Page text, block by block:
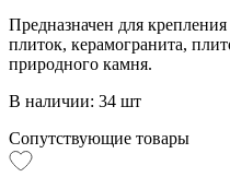
Предназначен для
плиток, керамогранита,
природного камня.
В наличии: 34 шт
Сопутствующие товары